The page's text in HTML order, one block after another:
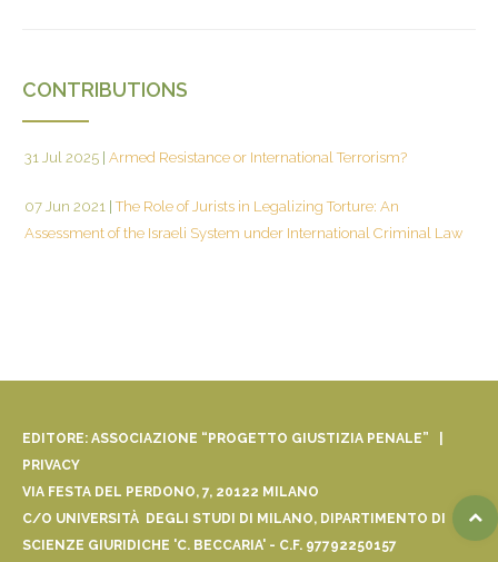
CONTRIBUTIONS
31 Jul 2025 | Armed Resistance or International Terrorism?
07 Jun 2021 | The Role of Jurists in Legalizing Torture: An
Assessment of the Israeli System under International Criminal Law
EDITORE: ASSOCIAZIONE “PROGETTO GIUSTIZIA PENALE” |
PRIVACY
VIA FESTA DEL PERDONO, 7, 20122 MILANO
C/O UNIVERSITÀ DEGLI STUDI DI MILANO, DIPARTIMENTO DI
SCIENZE GIURIDICHE 'C. BECCARIA' - C.F. 97792250157